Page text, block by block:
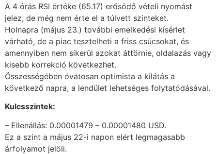
A 4 órás RSI értéke (65.17) erősödő vételi nyomást
jelez, de még nem érte el a túlvett szinteket.
Holnapra (május 23.) további emelkedési kísérlet
várható, de a piac tesztelheti a friss csúcsokat, és
amennyiben nem sikerül azokat áttörnie, oldalazás vagy
kisebb korrekció következhet.
Összességében óvatosan optimista a kilátás a
következő napra, a lendület lehetséges folytatódásával.
Kulcsszintek:
– Ellenállás: 0.00001479 – 0.00001480 USD.
Ez a szint a május 22-i napon elért legmagasabb
árfolyamot jelöli.